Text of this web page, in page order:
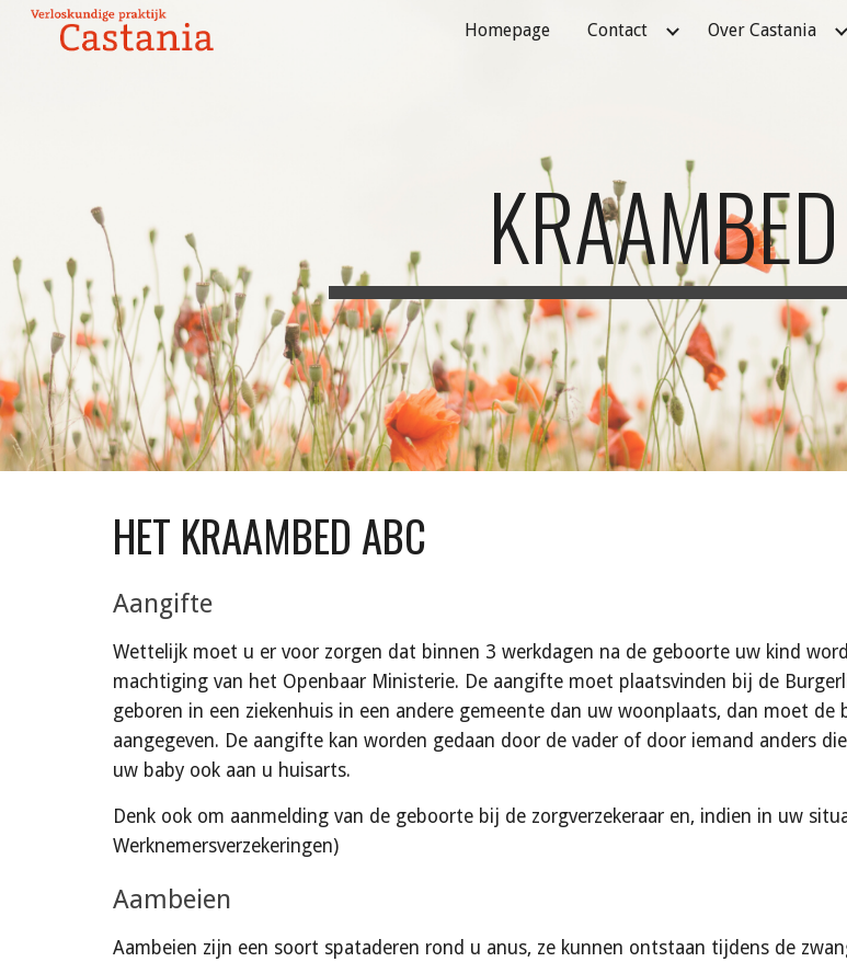
Skip to main content
Homepage Contact Over Castania
HET KRAAMBED ABC
Aangifte
Wettelijk moet u er voor zorgen dat binnen 3 werkdagen na de geboorte uw kind
machtiging van het Openbaar Ministerie. De aangifte moet plaatsvinden bij de
geboren in een ziekenhuis in een andere gemeente dan uw woonplaats, dan moet
aangegeven. De aangifte kan worden gedaan door de vader of door iemand anders
uw baby ook aan u huisarts.
Denk ook om aanmelding van de geboorte bij de zorgverzekeraar en, indien in uw
Werknemersverzekeringen)
Aambeien
Aambeien zijn een soort spataderen rond u anus, ze kunnen ontstaan tijdens de